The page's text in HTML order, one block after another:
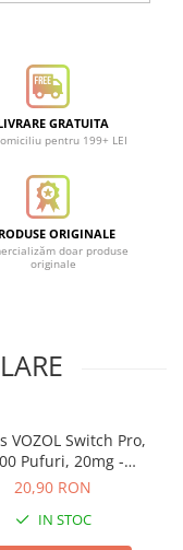
GRATUITA
pentru 199+ LEI
ORIGINALE
doar produse
originale
VOZOL Switch Pro,
Pufuri, 20mg -
Strawberry Ice
20,90 RON
IN STOC